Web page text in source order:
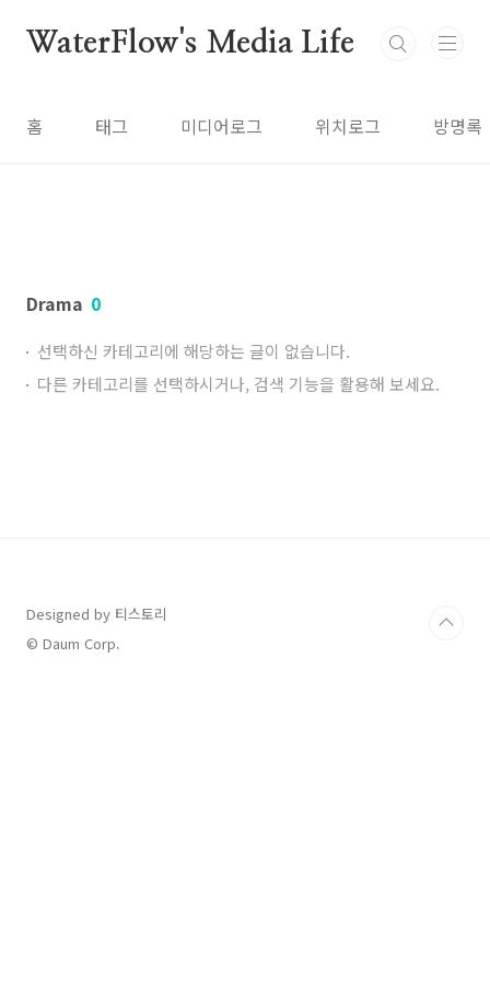
WaterFlow's Media Life
홈 태그 미디어로그 위치로그 방명록
Drama 0
선택하신 카테고리에 해당하는 글이 없습니다.
다른 카테고리를 선택하시거나, 검색 기능을 활용해 보세요.
Designed by 티스토리
© Daum Corp.